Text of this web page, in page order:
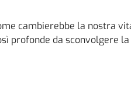
cambierebbe la nostra
profonde da sconvolgere